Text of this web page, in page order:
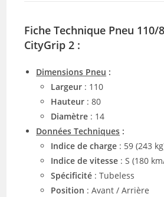
Fiche Technique Pneu 110/
CityGrip 2 :
Dimensions Pneu :
Largeur : 110
Hauteur : 80
Diamètre : 14
Données Techniques :
Indice de charge : 59 (243
Indice de vitesse : S (180
Spécificité : Tubeless
Position : Avant / Arrière